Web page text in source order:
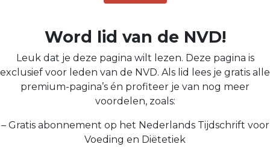
Word lid van de NVD!
Leuk dat je deze pagina wilt lezen. Deze pagina is
exclusief voor leden van de NVD. Als lid lees je gratis alle
premium-pagina’s én profiteer je van nog meer
voordelen, zoals:
– Gratis abonnement op het Nederlands Tijdschrift voor
Voeding en Diëtetiek